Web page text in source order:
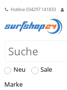
Hotline034297 141833
Neu
Sale
Marke